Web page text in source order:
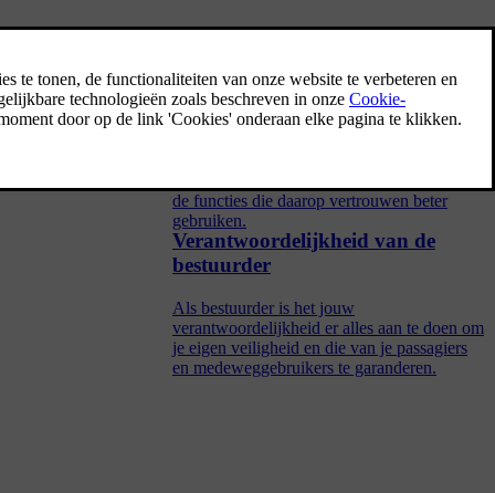
snel van
verkeer
In dit deel staat belangrijke informatie over
de functies die daarop vertrouwen beter
gebruiken.
Verantwoordelijkheid van de
bestuurder
Als bestuurder is het jouw
verantwoordelijkheid er alles aan te doen om
je eigen veiligheid en die van je passagiers
en medeweggebruikers te garanderen.